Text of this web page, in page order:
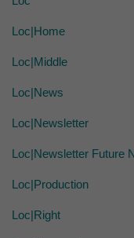
Loc|Home
Loc|Middle
Loc|News
Loc|Newsletter
Loc|Newsletter Future
Loc|Production
Loc|Right